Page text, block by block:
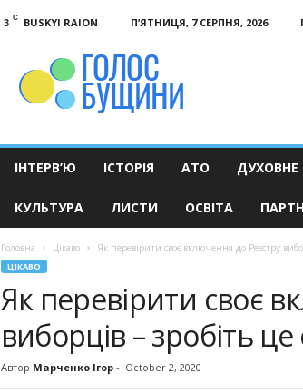
3 C BUSKYI RAION П’ЯТНИЦЯ, 7 СЕРПНЯ, 2026
ІНТЕРВ’Ю ІСТОРІЯ АТО ДУХОВНЕ
КУЛЬТУРА ЛИСТИ ОСВІТА
Головна Цікаво Як перевірити своє включення до Реєстру
ЦІКАВО
Як перевірити своє
виборців – зробіть
Автор Марченко Ігор- October 2, 2020